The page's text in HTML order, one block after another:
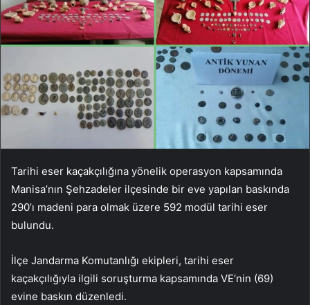
Tarihi eser kaçakçılığına yönelik operasyon kapsamında
Manisa’nın Şehzadeler ilçesinde bir eve yapılan baskında
290’ı madeni para olmak üzere 592 modül tarihi eser
bulundu.
İlçe Jandarma Komutanlığı ekipleri, tarihi eser
kaçakçılığıyla ilgili soruşturma kapsamında VE’nin (69)
evine baskın düzenledi.